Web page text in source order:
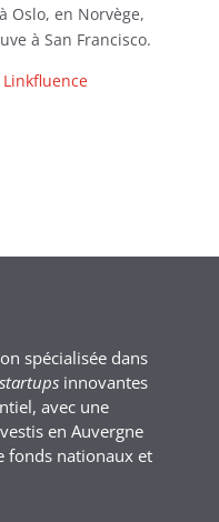
Oslo, en Norvège,
à San Francisco.
spécialisée dans
startupsinnovantes
avec une
en Auvergne
fonds nationaux et